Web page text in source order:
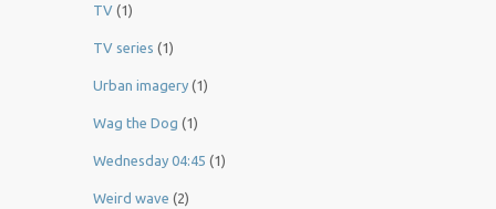
TV (1)
TV series (1)
Urban imagery (1)
Wag the Dog (1)
Wednesday 04:45 (1)
Weird wave (2)